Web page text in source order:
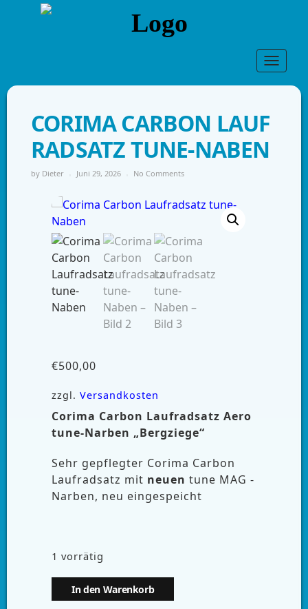
Toggle
CORIMA CARBON LAUF
RADSATZ TUNE-NABEN
by Dieter Juni 29, 2026 No Comments
€500,00
zzgl. Versandkosten
Corima Carbon Laufradsatz Aero
tune-Narben „Bergziege“
Sehr gepflegter Corima Carbon
Laufradsatz mit neuen tune MAG -
Narben, neu eingespeicht
1 vorrätig
In den Warenkorb